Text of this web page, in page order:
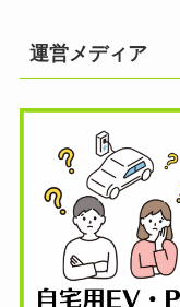
運営メディア